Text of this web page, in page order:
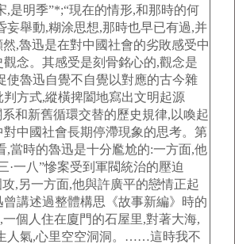
,是明季”*;“現在的情形,和那時的何
妄舉動,糊涂思想,那時也早已有過,并
然,魯迅是在對中國社會的劣敗感受中
念。其感受是刻骨銘心的,觀念是
使魯迅自覺不自覺以對應的古今雜
方式,縱橫捭闔地寫出文明起源
和新舊循環交替的歷史規律,以喚起
對中國社會長期停滯現象的思考。第
,當時的魯迅是十分尷尬的:一方面,他
·一八”慘案受到軍閥統治的壓迫
,另一方面,他與許廣平的戀情正起
講述過整體構思《故事新編》時的
一個人住在廈門的石屋里,對著大海,
人氣,心里空空洞洞。……這時我不